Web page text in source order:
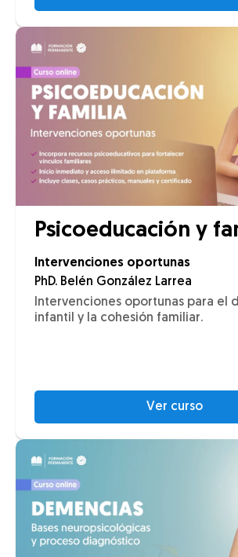
Psicoeducación y
Intervenciones oportunas
PhD. Belén González Larrea
Intervenciones oportunas para el
infantil y la cohesión familiar.
Ver curso